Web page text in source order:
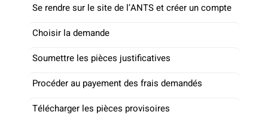
Se rendre sur le site de l’ANTS et créer un compte
Choisir la demande
Soumettre les pièces justificatives
Procéder au payement des frais demandés
Télécharger les pièces provisoires